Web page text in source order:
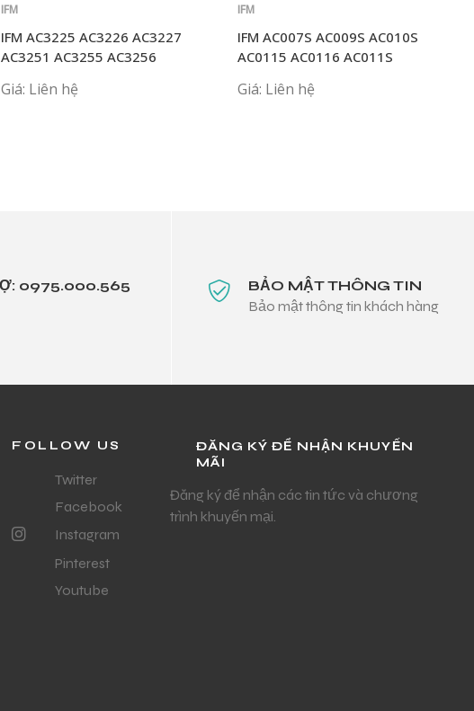
IFM
IFM AC3225 AC3226 AC3227
AC3251 AC3255 AC3256
Giá: Liên hệ
IFM
IFM AC007S AC009S AC010S
AC0115 AC0116 AC011S
Giá: Liên hệ
0975.000.565
BẢO MẬT THÔNG TIN
Bảo mật thông tin khách hàng
FOLLOW US
Twitter
Facebook
Instagram
Pinterest
Youtube
ĐĂNG KÝ ĐỂ NHẬN KHUYẾN
MÃI
Đăng ký để nhận các tin tức và chương
trình khuyến mại.